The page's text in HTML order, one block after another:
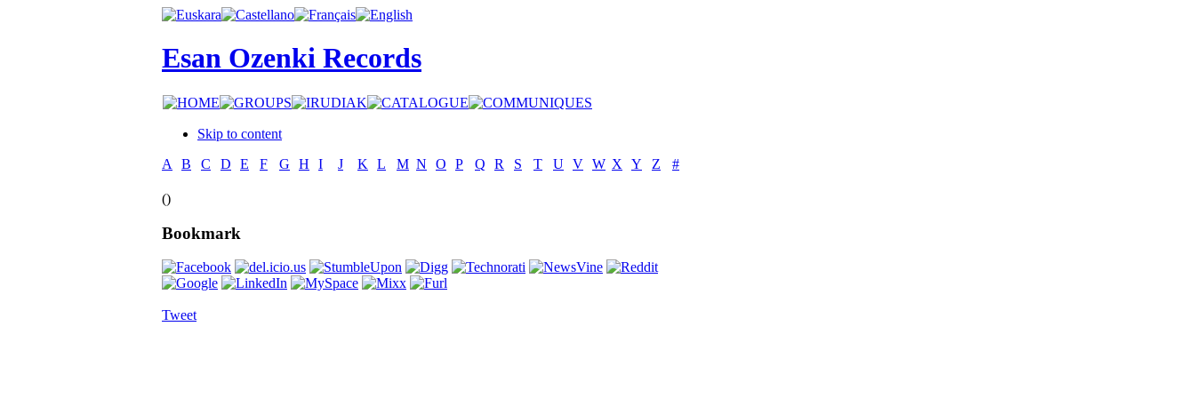
Esan Ozenki Records
Skip to content
A
B C D E F G H I J K L M N O P Q R S T U V W X Y Z #
()
Bookmark
Tweet